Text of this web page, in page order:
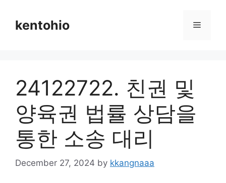
contentkentohio Menu
24122722. 친권 및
양육권 법률 상담을
통한 소송 대리
December 27, 2024 by kkangnaaa